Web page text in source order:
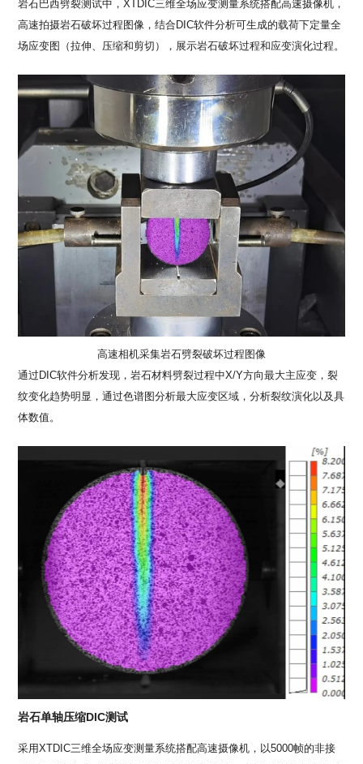
岩石巴西劈裂测试中，XTDIC三维全场应变测量系统搭配高速摄像机，
高速拍摄岩石破坏过程图像，结合DIC软件分析可生成的载荷下定量全
场应变图（拉伸、压缩和剪切），展示岩石破坏过程和应变演化过程。
高速相机采集岩石劈裂破坏过程图像
通过DIC软件分析发现，岩石材料劈裂过程中X/Y方向最大主应变，裂
纹变化趋势明显，通过色谱图分析最大应变区域，分析裂纹演化以及具
体数值。
岩石单轴压缩DIC测试
采用XTDIC三维全场应变测量系统搭配高速摄像机，以5000帧的非接